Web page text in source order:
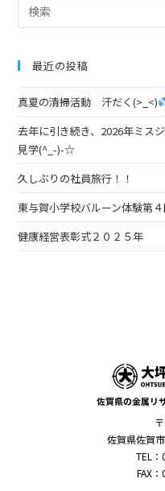
最近の投稿
真夏の清掃活動 汗だく(>_<)
去年に引き続き、2026年ミス
見学(^_-)-☆
久しぶりの社員旅行！！
東与賀小学校バルーン体験第
健康経営表彰式２０２５年
佐賀県の金属リ
佐賀県佐賀
TEL
FAX